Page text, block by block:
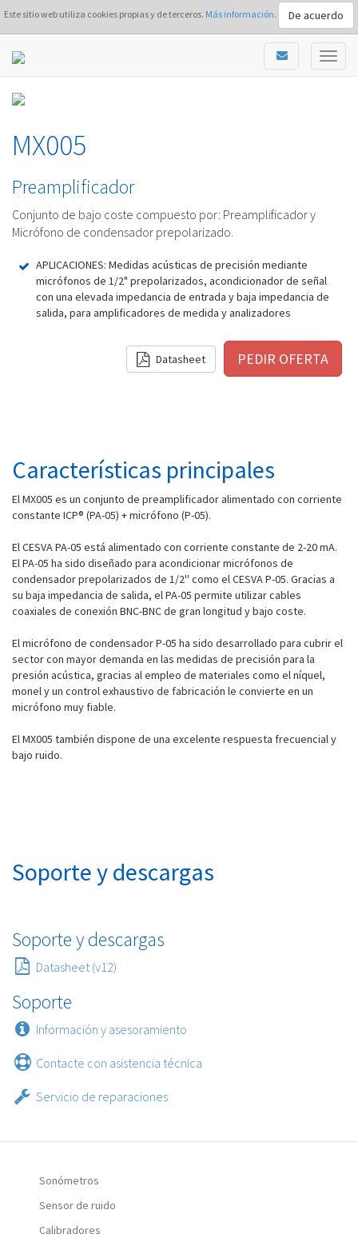
Este sitio web utiliza cookies propias y de terceros. Más información. De acuerdo
MX005
Preamplificador
Conjunto de bajo coste compuesto por: Preamplificador y
Micrófono de condensador prepolarizado.
APLICACIONES: Medidas acústicas de precisión mediante
micrófonos de 1/2" prepolarizados, acondicionador de señal
con una elevada impedancia de entrada y baja impedancia de
salida, para amplificadores de medida y analizadores
Datasheet
Características principales
El MX005 es un conjunto de preamplificador alimentado con corriente
constante ICP® (PA-05) + micrófono (P-05).
El CESVA PA-05 está alimentado con corriente constante de 2-20 mA.
El PA-05 ha sido diseñado para acondicionar micrófonos de
condensador prepolarizados de 1/2'' como el CESVA P-05. Gracias a
su baja impedancia de salida, el PA-05 permite utilizar cables
coaxiales de conexión BNC-BNC de gran longitud y bajo coste.
El micrófono de condensador P-05 ha sido desarrollado para cubrir el
sector con mayor demanda en las medidas de precisión para la
presión acústica, gracias al empleo de materiales como el níquel,
monel y un control exhaustivo de fabricación le convierte en un
micrófono muy fiable.
El MX005 también dispone de una excelente respuesta frecuencial y
bajo ruido.
Soporte y descargas
Soporte y descargas
Datasheet (v12)
Soporte
Información y asesoramiento
Contacte con asistencia técnica
Servicio de reparaciones
Sonómetros
Sensor de ruido
Calibradores